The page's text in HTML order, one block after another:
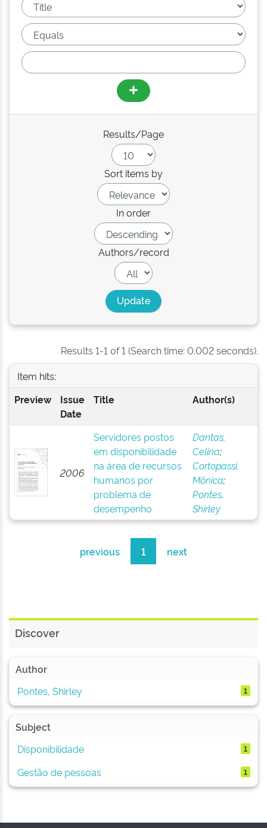
Results/Page
Sort items by
In order
Authors/record
Results 1-1 of 1 (Search time: 0.002 seconds).
Item hits:
Preview
Issue
Date
Title Author(s)
2006
Servidores postos
em disponibilidade
na área de recursos
humanos por
problema de
desempenho
Dantas,
Celina;
Cortopassi,
Mônica;
Pontes,
Shirley
previous 1 next
Discover
Author
Pontes, Shirley
1
Subject
Disponibilidade
1
Gestão de pessoas 1